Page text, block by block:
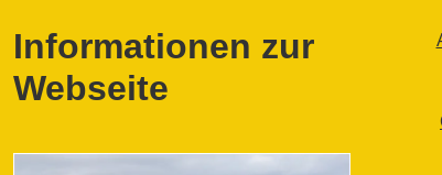
Informationen zur
Webseite